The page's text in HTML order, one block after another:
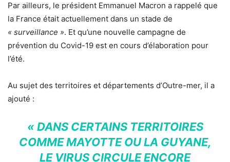
Par ailleurs, le président Emmanuel Macron a rappelé que
la France était actuellement dans un stade de
« surveillance ». Et qu’une nouvelle campagne de
prévention du Covid-19 est en cours d’élaboration pour
l’été.
Au sujet des territoires et départements d’Outre-mer, il a
ajouté :
« DANS CERTAINS TERRITOIRES
COMME MAYOTTE OU LA GUYANE,
LE VIRUS CIRCULE ENCORE